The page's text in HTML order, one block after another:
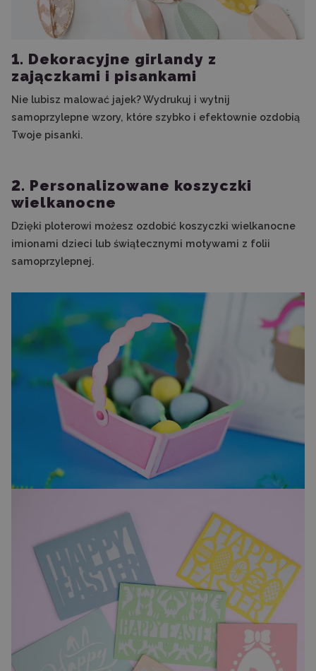
1. Dekoracyjne girlandy z
zajączkami i pisankami
Nie lubisz malować jajek? Wydrukuj i wytnij
samoprzylepne wzory, które szybko i efektownie ozdobią
Twoje pisanki.
2. Personalizowane koszyczki
wielkanocne
Dzięki ploterowi możesz ozdobić koszyczki wielkanocne
imionami dzieci lub świątecznymi motywami z folii
samoprzylepnej.